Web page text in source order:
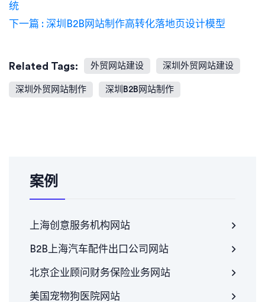
统
下一篇 : 深圳B2B网站制作高转化落地页设计模型
Related Tags: 外贸网站建设 深圳外贸网站建设
深圳外贸网站制作 深圳B2B网站制作
案例
上海创意服务机构网站
B2B上海汽车配件出口公司网站
北京企业顾问财务保险业务网站
美国宠物狗医院网站